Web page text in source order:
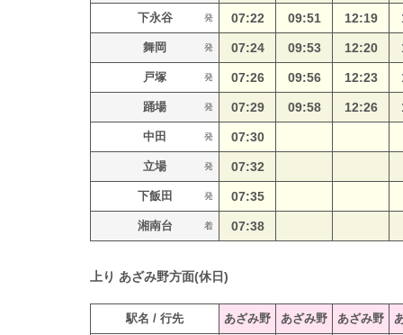
下永谷 発 07:22 09:51 12:19
舞岡 発 07:24 09:53 12:20
戸塚 発 07:26 09:56 12:23
踊場 発 07:29 09:58 12:26
中田 発 07:30
立場 発 07:32
下飯田 発 07:35
湘南台 着 07:38
上り あざみ野方面(休日)
駅名 / 行先 あざみ野 あざみ野 あざみ野